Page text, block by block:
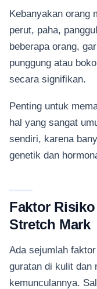
Kebanyakan orang
perut, paha,
beberapa orang,
punggung atau
secara signifikan.
Penting untuk
hal yang sangat
sendiri, karena
genetik dan
Faktor
Stretch Mark
Ada sejumlah
guratan di kulit dan
kemunculannya.